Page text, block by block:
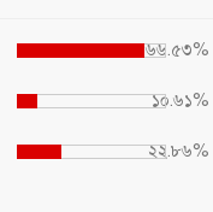
৬৬.৫৩%
১০.৬১%
২২.৮৬%